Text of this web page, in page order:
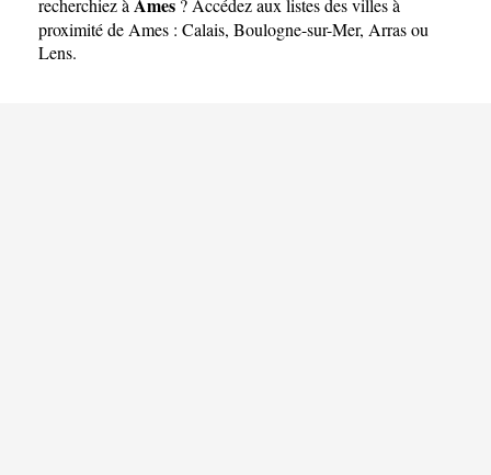
recherchiez à
? Accédez aux listes des villes à
proximité de Ames : Calais, Boulogne-sur-Mer, Arrasou
Lens.